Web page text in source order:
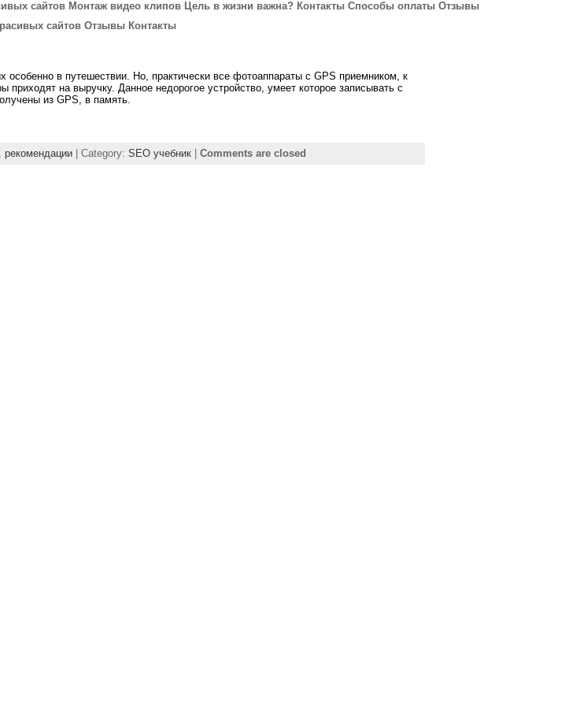
сайтов Монтаж видео клипов Цель в жизни важна? Контакты Способы оплаты Отзывы
сайтов Отзывы Контакты
особенно в путешествии. Но, практически все фотоаппараты с GPS приемником, к
на выручку. Данное недорогое устройство, умеет которое записывать с
из GPS, в память.
рекомендации| Category: SEO учебник| Comments are closed